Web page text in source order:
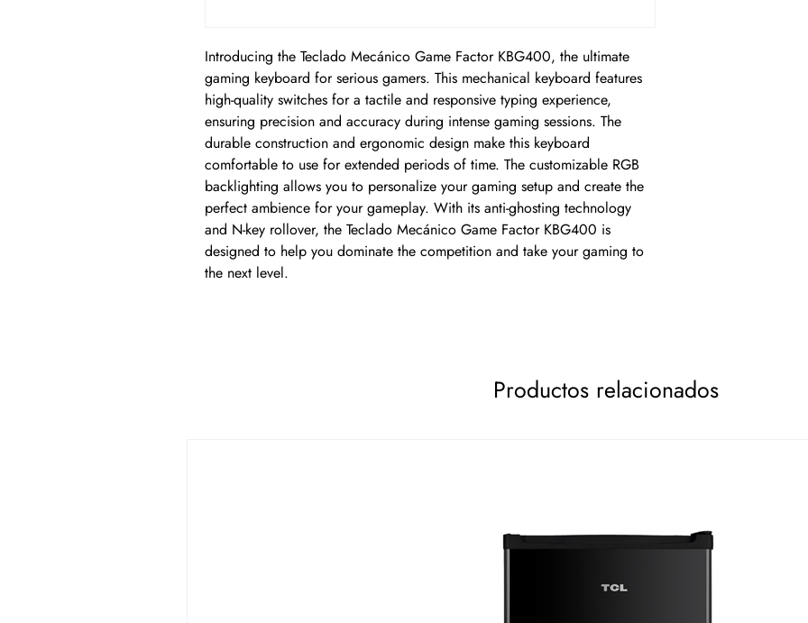
Introducing the Teclado Mecánico Game Factor KBG400, the ultimate
gaming keyboard for serious gamers. This mechanical keyboard features
high-quality switches for a tactile and responsive typing experience,
ensuring precision and accuracy during intense gaming sessions. The
durable construction and ergonomic design make this keyboard
comfortable to use for extended periods of time. The customizable RGB
backlighting allows you to personalize your gaming setup and create the
perfect ambience for your gameplay. With its anti-ghosting technology
and N-key rollover, the Teclado Mecánico Game Factor KBG400 is
designed to help you dominate the competition and take your gaming to
the next level.
Productos relacionados